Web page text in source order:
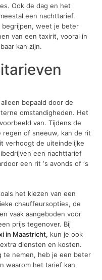
Ook de dag en het
een nachttarief.
begrijpen, weet je beter
van een taxirit, vooral in
kan zijn.
bepaald door de
omstandigheden. Het
van. Tijdens de
of sneeuw, kan de rit
verhoogt de uiteindelijke
een nachttarief
een rit ‘s avonds of ‘s
het kiezen van een
chauffeursopties, de
vaak aangeboden voor
prijs tegenover. Bij
in Maastricht, kun je ook
diensten en kosten.
te nemen, heb je een beter
waarom het tarief kan